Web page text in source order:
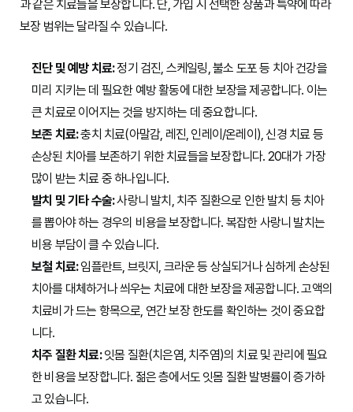
과 같은 치료들을 보장합니다. 단, 가입 시 선택한 상품과 특약에 따라
보장 범위는 달라질 수 있습니다.
진단 및 예방 치료:정기 검진, 스케일링, 불소 도포 등 치아 건강을
미리 지키는 데 필요한 예방 활동에 대한 보장을 제공합니다. 이는
큰 치료로 이어지는 것을 방지하는 데 중요합니다.
보존 치료:충치 치료(아말감, 레진, 인레이/온레이), 신경 치료 등
손상된 치아를 보존하기 위한 치료들을 보장합니다. 20대가 가장
많이 받는 치료 중 하나입니다.
발치 및 기타 수술:사랑니 발치, 치주 질환으로 인한 발치 등 치아
를 뽑아야 하는 경우의 비용을 보장합니다. 복잡한 사랑니 발치는
비용 부담이 클 수 있습니다.
보철 치료:임플란트, 브릿지, 크라운 등 상실되거나 심하게 손상된
치아를 대체하거나 씌우는 치료에 대한 보장을 제공합니다. 고액의
치료비가 드는 항목으로, 연간 보장 한도를 확인하는 것이 중요합
니다.
치주 질환 치료:잇몸 질환(치은염, 치주염)의 치료 및 관리에 필요
한 비용을 보장합니다. 젊은 층에서도 잇몸 질환 발병률이 증가하
고 있습니다.